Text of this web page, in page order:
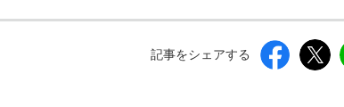
記事をシェアする